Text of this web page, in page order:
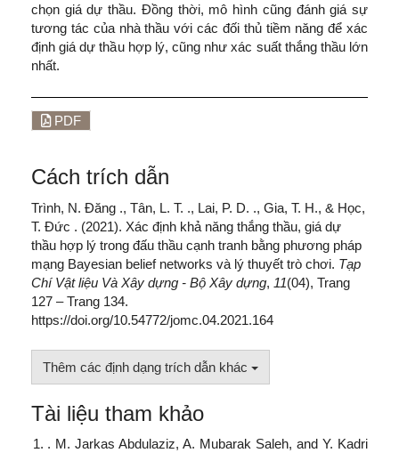
chọn giá dự thầu. Đồng thời, mô hình cũng đánh giá sự
tương tác của nhà thầu với các đối thủ tiềm năng để xác
định giá dự thầu hợp lý, cũng như xác suất thắng thầu lớn
nhất.
PDF
Cách trích dẫn
Trình, N. Đăng ., Tân, L. T. ., Lai, P. D. ., Gia, T. H., & Học,
T. Đức . (2021). Xác định khả năng thắng thầu, giá dự
thầu hợp lý trong đấu thầu cạnh tranh bằng phương pháp
mạng Bayesian belief networks và lý thuyết trò chơi. Tạp
Chí Vật liệu Và Xây dựng - Bộ Xây dựng, 11(04), Trang
127 – Trang 134.
https://doi.org/10.54772/jomc.04.2021.164
Thêm các định dạng trích dẫn khác
Tài liệu tham khảo
. M. Jarkas Abdulaziz, A. Mubarak Saleh, and Y. Kadri